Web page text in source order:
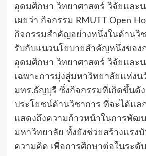
อุดมศึกษา วิทยาศาสตร์ วิจัยและ
เผยว่า กิจกรรม RMUTT Open
กิจกรรมสำคัญอย่างหนึ่งในด้านวิ
รับกับแนวนโยบายสำคัญหนึ่งของ
อุดมศึกษา วิทยาศาสตร์ วิจัยและ
เฉพาะการมุ่งสู่มหาวิทยาลัยแห่งน
มทร.ธัญบุรี ซึ่งกิจกรรมที่เกิดขึ้นดั
ประโยชน์ด้านวิชาการ ที่จะได้แล
แสดงถึงความก้าวหน้าในการพัฒ
มหาวิทยาลัย ทั้งยังช่วยสร้างแรงบั
ความคิด เพื่อการศึกษาต่อในระดั